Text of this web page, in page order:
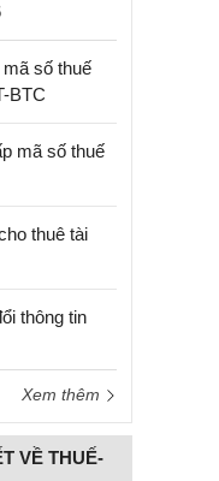
số thuế
BTC
mã số thuế
thuê tài
thông tin
Xem thêm
VỀ THUẾ-